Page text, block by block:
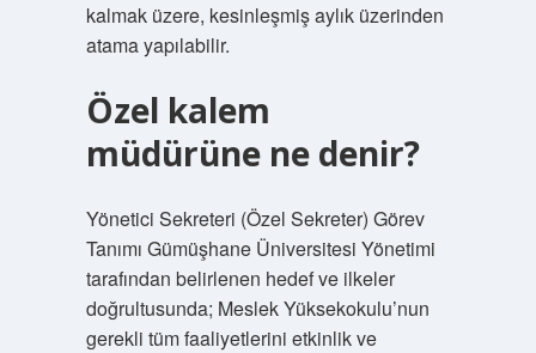
kalmak üzere, kesinleşmiş aylık üzerinden
atama yapılabilir.
Özel kalem
müdürüne ne denir?
Yönetici Sekreteri (Özel Sekreter) Görev
Tanımı Gümüşhane Üniversitesi Yönetimi
tarafından belirlenen hedef ve ilkeler
doğrultusunda; Meslek Yüksekokulu’nun
gerekli tüm faaliyetlerini etkinlik ve